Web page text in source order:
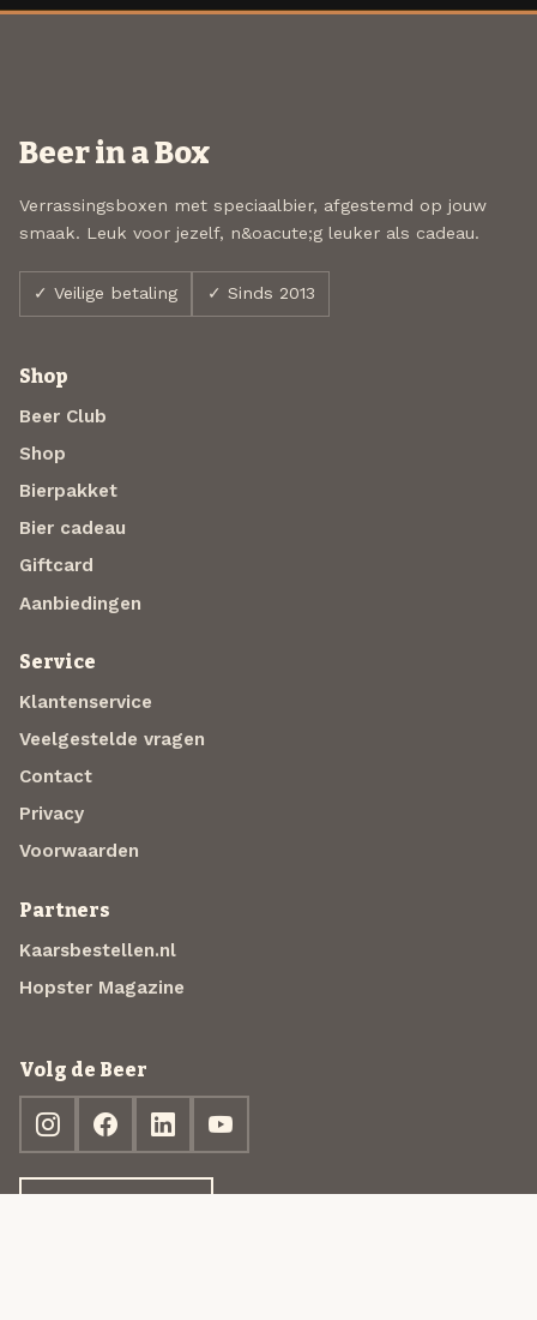
Beer in a Box
Verrassingsboxen met speciaalbier, afgestemd op jouw
smaak. Leuk voor jezelf, n&oacute;g leuker als cadeau.
✓ Veilige betaling ✓ Sinds 2013
Shop
Beer Club
Shop
Bierpakket
Bier cadeau
Giftcard
Aanbiedingen
Service
Klantenservice
Veelgestelde vragen
Contact
Privacy
Voorwaarden
Partners
Kaarsbestellen.nl
Hopster Magazine
Volg de Beer